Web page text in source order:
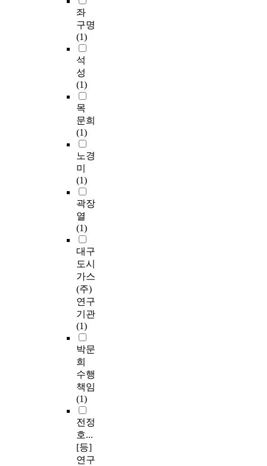
좌
구명
(1)
석
성
(1)
목
문희
(1)
노경
미
(1)
곽장
열
(1)
대구
도시
가스
(주)
연구
기관
(1)
박문
희
수행
책임
(1)
전정
호...
[등]
연구